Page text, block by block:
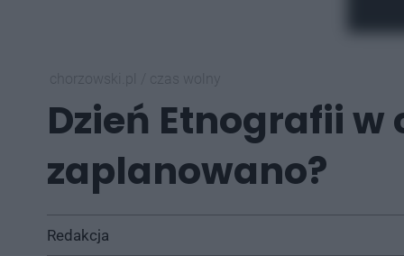
Dzień Etnografii
zaplanowano?
Redakcja